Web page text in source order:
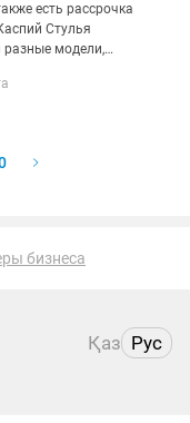
есть рассрочка
Стулья
разные модели,
могут свободно
бизнеса
Қаз Рус